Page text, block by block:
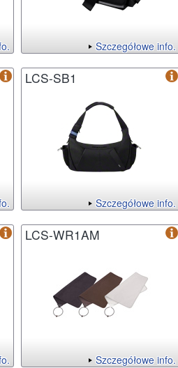
Szczegółowe info.
LCS-SB1
Szczegółowe info.
LCS-WR1AM
Szczegółowe info.